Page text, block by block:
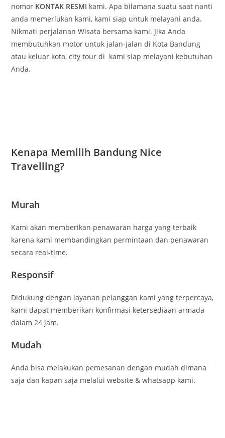
nomor KONTAK RESMI kami. Apa bilamana suatu saat nanti
anda memerlukan kami, kami siap untuk melayani anda.
Nikmati perjalanan Wisata bersama kami. Jika Anda
membutuhkan motor untuk jalan-jalan di Kota Bandung
atau keluar kota, city tour di kami siap melayani kebutuhan
Anda.
Kenapa Memilih Bandung Nice
Travelling?
Murah
Kami akan memberikan penawaran harga yang terbaik
karena kami membandingkan permintaan dan penawaran
secara real-time.
Responsif
Didukung dengan layanan pelanggan kami yang terpercaya,
kami dapat memberikan konfirmasi ketersediaan armada
dalam 24 jam.
Mudah
Anda bisa melakukan pemesanan dengan mudah dimana
saja dan kapan saja melalui website & whatsapp kami.